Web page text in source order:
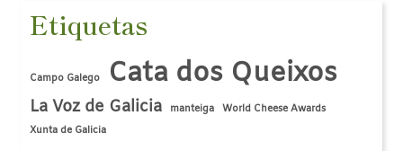
Etiquetas
Campo Galego Cata dos Queixos
La Voz de Galicia manteiga
World Cheese Awards
Xunta de Galicia